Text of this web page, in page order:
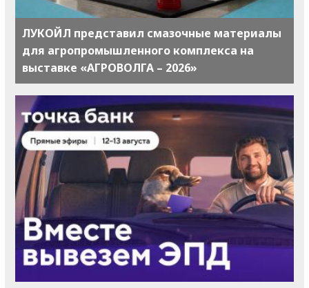
ЛУКОЙЛ представил смазочные материалы
для агропромышленного комплекса на
выставке «АГРОВОЛГА – 2026»